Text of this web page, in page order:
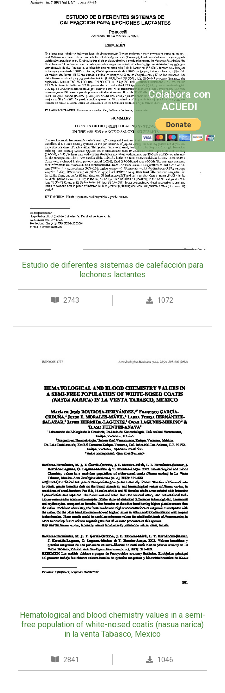
Estudio de diferentes sistemas de calefacción para
lechones lactantes
2743 1072
Hematological and blood chemistry values in a semi-
free population of white-nosed coatis (nasua narica)
in la venta Tabasco, Mexico
2841 1046
Colabora con
ACUEDI